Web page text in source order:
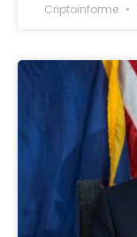
Criptoinforme